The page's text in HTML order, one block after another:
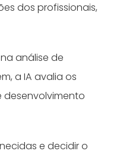
dos profissionais,
análise de
a IA avalia os
desenvolvimento
e decidir o